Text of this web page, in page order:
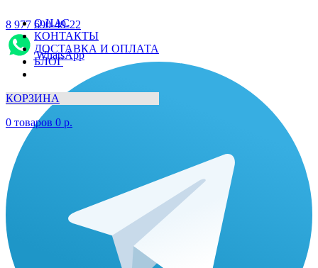
О НАС
КОНТАКТЫ
ДОСТАВКА И ОПЛАТА
БЛОГ
КОРЗИНА
0 товаров 0 р.
8 977 690-49-22
WhatsApp